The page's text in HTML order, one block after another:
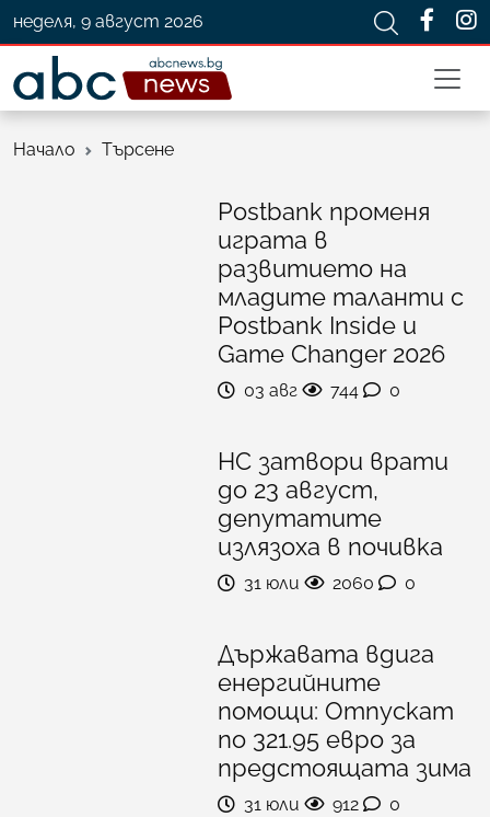
неделя, 9 август 2026
Начало Търсене
Postbank променя
играта в
развитието на
младите таланти с
Postbank Inside и
Game Changer 2026
03 авг 744 0
НС затвори врати
до 23 август,
депутатите
излязоха в почивка
31 юли 2060 0
Държавата вдига
енергийните
помощи: Отпускат
по 321.95 евро за
предстоящата зима
31 юли 912 0